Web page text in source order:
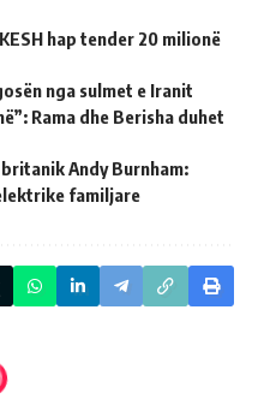
hap tender 20 milionë
nga sulmet e Iranit
Rama dhe Berisha duhet
Andy Burnham:
familjare